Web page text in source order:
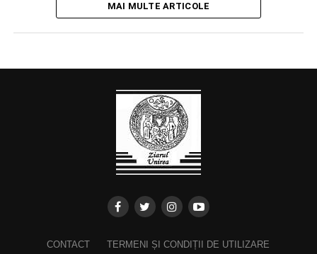
MAI MULTE ARTICOLE
CONTACT TERMENI ȘI CONDIȚII DE UTILIZARE